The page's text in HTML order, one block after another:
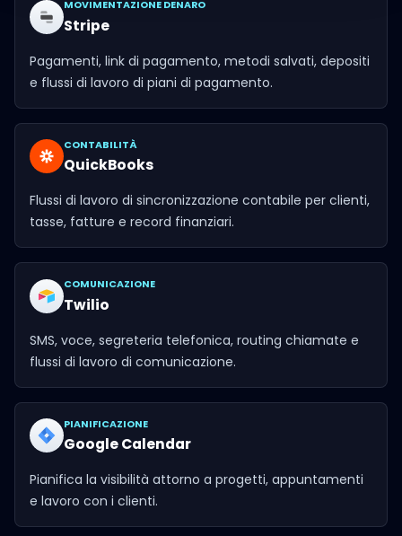
MOVIMENTAZIONE DENARO
Stripe
Pagamenti, link di pagamento, metodi salvati, depositi
e flussi di lavoro di piani di pagamento.
CONTABILITÀ
QuickBooks
Flussi di lavoro di sincronizzazione contabile per clienti,
tasse, fatture e record finanziari.
COMUNICAZIONE
Twilio
SMS, voce, segreteria telefonica, routing chiamate e
flussi di lavoro di comunicazione.
PIANIFICAZIONE
Google Calendar
Pianifica la visibilità attorno a progetti, appuntamenti
e lavoro con i clienti.